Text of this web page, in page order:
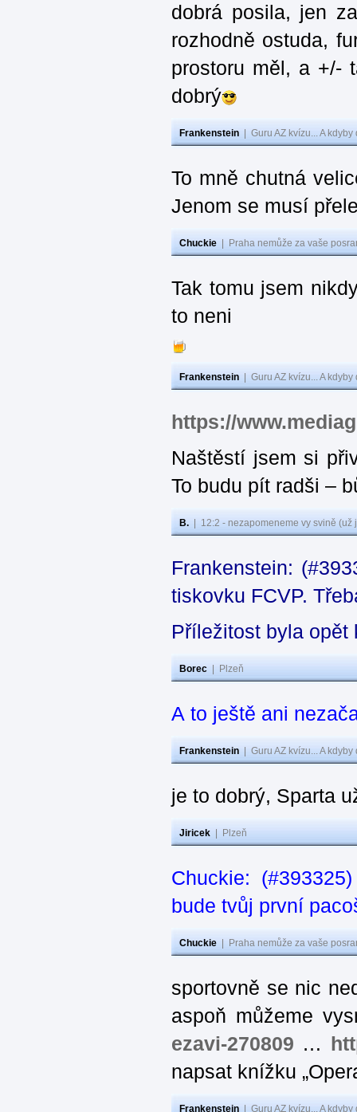
dobrá posila, jen
rozhodně ostuda,
prostoru měl, a +/-
dobrý
Frankenstein Guru AZ kvízu... A
To mně chutná
Jenom se musí
Chuckie Praha nemůže za vaše
Tak tomu jsem
to neni
Frankenstein Guru AZ kvízu... A
https://
Naštěstí jsem si
To budu pít radši –
B. 12:2 - nezapomeneme vy svině
Frankenstein:
tiskovku FCVP.
Příležitost byla opět
Borec Plzeň
A to ještě ani
Frankenstein Guru AZ kvízu... A
je to dobrý, Sparta
Jiricek Plzeň
Chuckie:
bude tvůj první
Chuckie Praha nemůže za vaše
sportovně se nic
aspoň můžeme
ezavi-270809 …
napsat knížku
Frankenstein Guru AZ kvízu... A